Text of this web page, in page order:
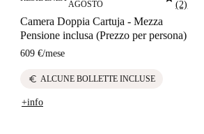
AGOSTO
(2)
Camera Doppia Cartuja - Mezza
Pensione inclusa (Prezzo per persona)
609 €/mese
euro ALCUNE BOLLETTE INCLUSE
+info